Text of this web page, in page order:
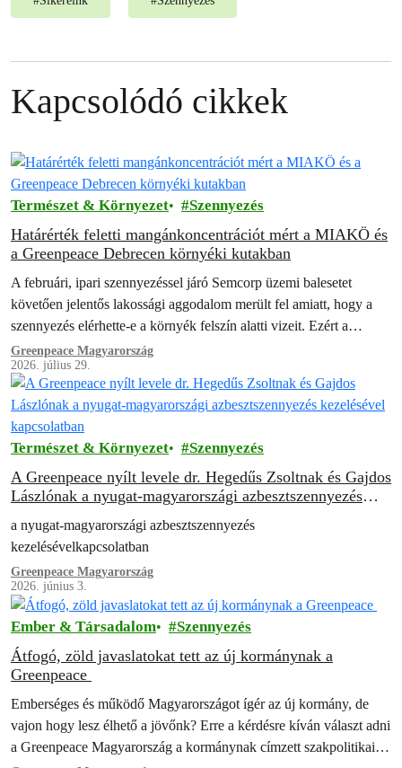
Kapcsolódó cikkek
Természet & Környezet Szennyezés
Határérték feletti mangánkoncentrációt mért a MIAKÖ és
a Greenpeace Debrecen környéki kutakban
A februári, ipari szennyezéssel járó Semcorp üzemi balesetet
követően jelentős lakossági aggodalom merült fel amiatt, hogy a
szennyezés elérhette-e a környék felszín alatti vizeit. Ezért a
Mikepércsi Anyák a Környezetért…
Greenpeace Magyarország
2026. július 29.
Természet & Környezet Szennyezés
A Greenpeace nyílt levele dr. Hegedűs Zsoltnak és Gajdos
Lászlónak a nyugat-magyarországi azbesztszennyezés
kezelésével kapcsolatban
a nyugat-magyarországi azbesztszennyezés
kezelésévelkapcsolatban
Greenpeace Magyarország
2026. június 3.
Ember & Társadalom Szennyezés
Átfogó, zöld javaslatokat tett az új kormánynak a
Greenpeace
Emberséges és működő Magyarországot ígér az új kormány, de
vajon hogy lesz élhető a jövőnk? Erre a kérdésre kíván választ adni
a Greenpeace Magyarország a kormánynak címzett szakpolitikai